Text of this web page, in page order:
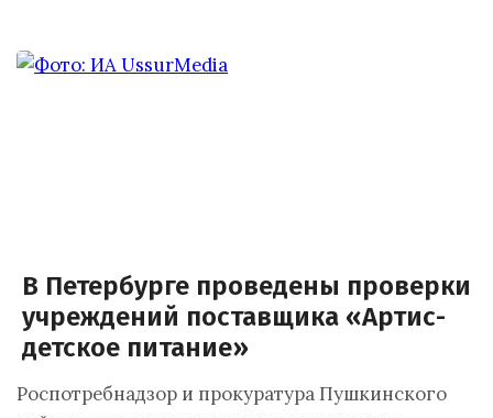
В Петербурге проведены проверки
учреждений поставщика «Артис-
детское питание»
Роспотребнадзор и прокуратура Пушкинского